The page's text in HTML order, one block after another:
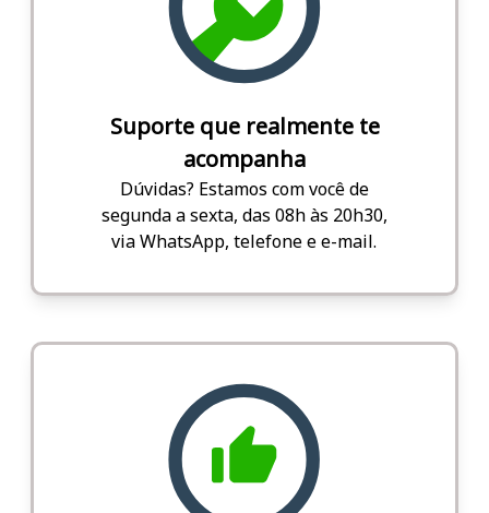
Suporte que realmente te
acompanha
Dúvidas? Estamos com você de
segunda a sexta, das 08h às 20h30,
via WhatsApp, telefone e e-mail.